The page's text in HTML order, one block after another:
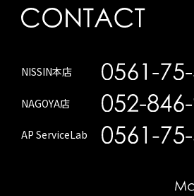
NISSIN本店
NAGOYA店
AP ServiceLab